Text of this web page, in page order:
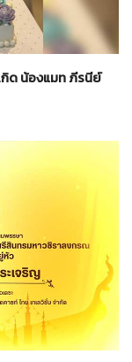
ด น้องแมท ภีรนีย์